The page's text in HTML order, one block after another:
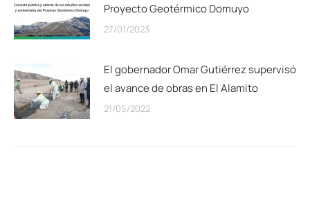
Proyecto Geotérmico Domuyo
27/01/2023
El gobernador Omar Gutiérrez supervisó
el avance de obras en El Alamito
21/05/2022